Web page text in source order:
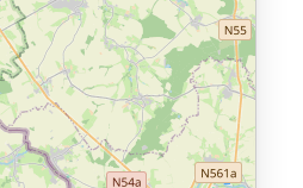
équitation) directement dans
estimé, profil d’élévation
et d’IMC.